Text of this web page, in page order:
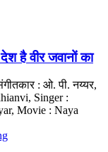
है वीर जवानों का
: ओ. पी. नय्यर,
Singer :
Movie : Naya